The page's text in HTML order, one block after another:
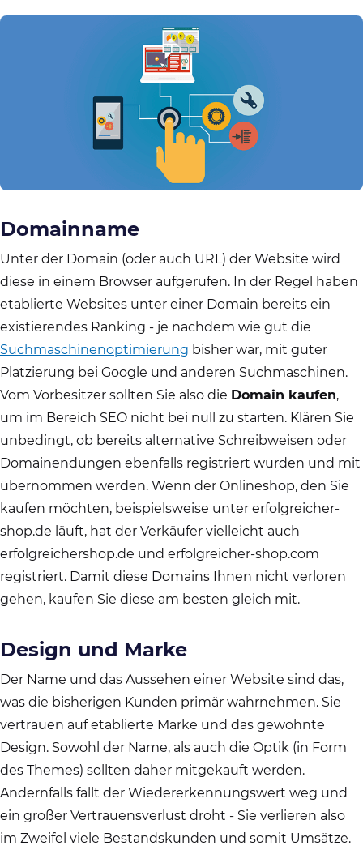
Domainname
Unter der Domain (oder auch URL) der Website wird
diese in einem Browser aufgerufen. In der Regel haben
etablierte Websites unter einer Domain bereits ein
existierendes Ranking - je nachdem wie gut die
Suchmaschinenoptimierung bisher war, mit guter
Platzierung bei Google und anderen Suchmaschinen.
Vom Vorbesitzer sollten Sie also die Domain kaufen,
um im Bereich SEO nicht bei null zu starten. Klären Sie
unbedingt, ob bereits alternative Schreibweisen oder
Domainendungen ebenfalls registriert wurden und mit
übernommen werden. Wenn der Onlineshop, den Sie
kaufen möchten, beispielsweise unter erfolgreicher-
shop.de läuft, hat der Verkäufer vielleicht auch
erfolgreichershop.de und erfolgreicher-shop.com
registriert. Damit diese Domains Ihnen nicht verloren
gehen, kaufen Sie diese am besten gleich mit.
Design und Marke
Der Name und das Aussehen einer Website sind das,
was die bisherigen Kunden primär wahrnehmen. Sie
vertrauen auf etablierte Marke und das gewohnte
Design. Sowohl der Name, als auch die Optik (in Form
des Themes) sollten daher mitgekauft werden.
Andernfalls fällt der Wiedererkennungswert weg und
ein großer Vertrauensverlust droht - Sie verlieren also
im Zweifel viele Bestandskunden und somit Umsätze.